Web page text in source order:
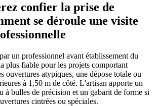
confier la prise de
se déroule une visite
un professionnel avant établissement du
plus fiable pour les projets comportant
ouvertures atypiques, une dépose totale ou
à 1,50 m de côté. L'artisan apporte un
à bulles de précision et un gabarit de forme si
cintrées ou spéciales.